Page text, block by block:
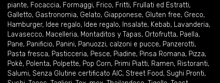
piante, Focaccia, Formaggi, Frico, Fritti, Frullati ed Estratti,
Galletto, Gastronomia, Gelato, Giapponese, Gluten free, Greco,
Hamburger, Idee regalo, Idee regalo, Insalate, Kebab, Lavanderia,
Lavasecco, Macelleria, Montaditos y Tapas, Ortofrutta, Paella,
Pane, Panificio, Panini, Panuozzi, calzoni e pucce, Panzerotti,
Pasta fresca, Pasticceria, Pesce, Piadine, Pinsa Romana, Pizza,
Pokè, Polenta, Polpette, Pop Corn, Primi Piatti, Ramen, Ristoranti,
Salumi, Senza Glutine certificato AIC, Street Food, Sughi Pronti,